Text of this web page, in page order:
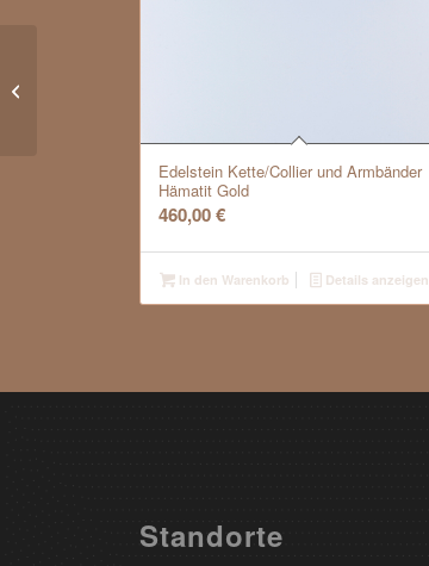
Edelstein Kette/Collier und Armbänder
Hämatit Gold
460,00€
In den Warenkorb Details anzeigen
Standorte